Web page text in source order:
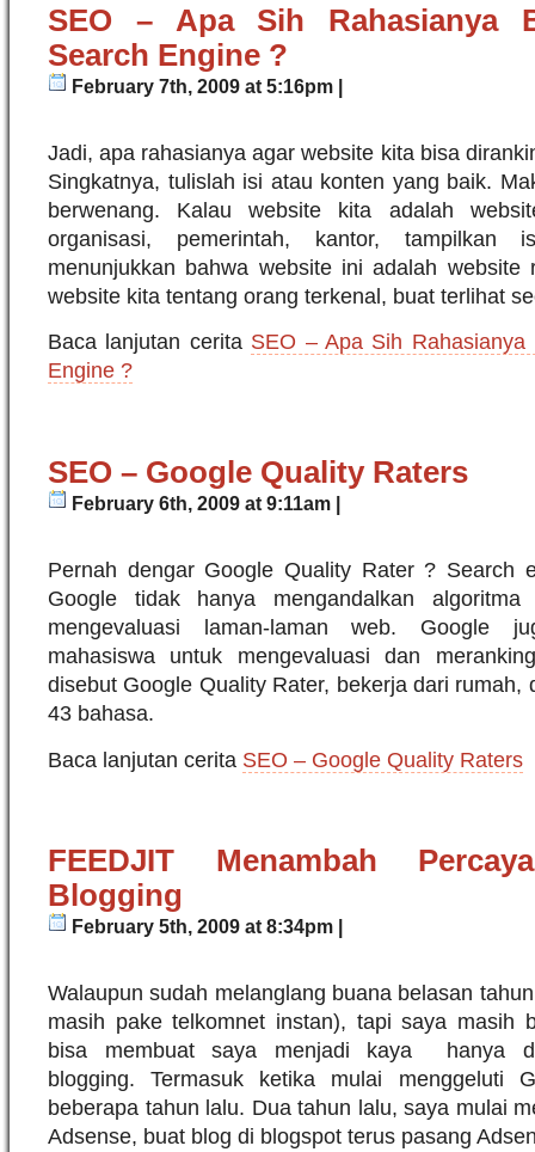
SEO – Apa Sih Rahasianya
Search Engine ?
February 7th, 2009 at 5:16pm |
Jadi, apa rahasianya agar website kita bisa
Singkatnya, tulislah isi atau konten yang baik.
berwenang. Kalau website kita adalah
organisasi, pemerintah, kantor, tampilkan
menunjukkan bahwa website ini adalah website
website kita tentang orang terkenal, buat terlihat
Baca lanjutan cerita SEO – Apa Sih Rahasianya
Engine ?
SEO – Google Quality Raters
February 6th, 2009 at 9:11am |
Pernah dengar Google Quality Rater ? Search
Google tidak hanya mengandalkan
mengevaluasi laman-laman web. Google
mahasiswa untuk mengevaluasi dan
disebut Google Quality Rater, bekerja dari rumah,
43 bahasa.
Baca lanjutan cerita SEO – Google Quality Raters
FEEDJIT Menambah
Blogging
February 5th, 2009 at 8:34pm |
Walaupun sudah melanglang buana belasan
masih pake telkomnet instan), tapi saya masih
bisa membuat saya menjadi kaya hanya
blogging. Termasuk ketika mulai menggeluti
beberapa tahun lalu. Dua tahun lalu, saya mulai
Adsense, buat blog di blogspot terus pasang